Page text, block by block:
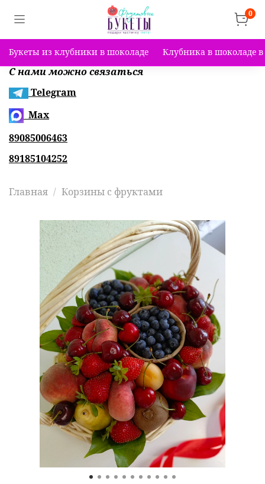
0
Букеты из клубники в шоколаде Клубника в шоколаде в
С нами можно связаться
Telegram
Max
89085006463
89185104252
Главная Корзины с фруктами